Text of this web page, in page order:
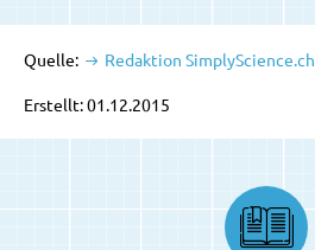
Quelle: Redaktion SimplyScience.ch
Erstellt: 01.12.2015